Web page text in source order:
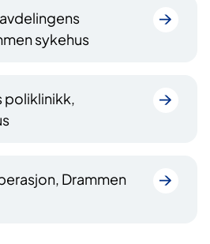
sykehus
poliklinikk,
Drammen